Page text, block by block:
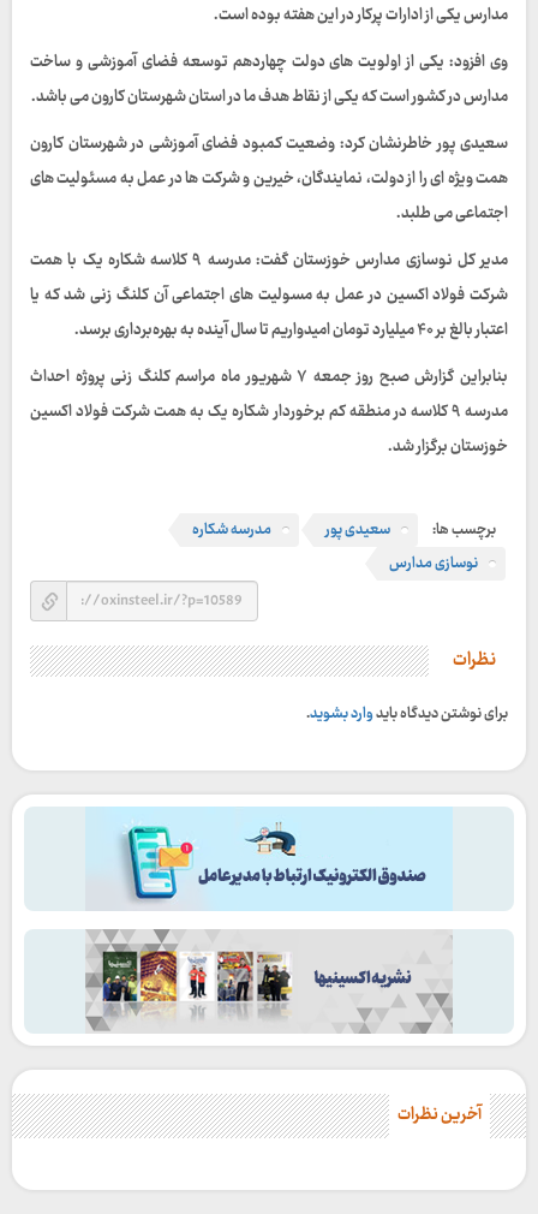
مدارس یکی از ادارات پرکار در این هفته بوده است.
وی افزود: یکی از اولویت های دولت چهاردهم توسعه فضای آموزشی و ساخت
مدارس در کشور است که یکی از نقاط هدف ما در استان شهرستان کارون می باشد.
سعیدی پور خاطرنشان کرد: وضعیت کمبود فضای آموزشی در شهرستان کارون
همت ویژه ای را از دولت، نمایندگان، خیرین و شرکت ها در عمل به مسئولیت های
اجتماعی می طلبد.
مدیر کل نوسازی مدارس خوزستان گفت: مدرسه ۹ کلاسه شکاره یک با همت
شرکت فولاد اکسین در عمل به مسولیت های اجتماعی آن کلنگ زنی شد که یا
اعتبار بالغ بر ۴۰ میلیارد تومان امیدواریم تا سال آینده به بهره‌برداری برسد.
بنابراین گزارش صبح روز جمعه ۷ شهریور ماه مراسم کلنگ زنی پروژه احداث
مدرسه ۹ کلاسه در منطقه کم برخوردار شکاره یک به همت شرکت فولاد اکسین
خوزستان برگزار شد.
برچسب ها: سعیدی پور
مدرسه شکاره
نوسازی مدارس
نظرات
برای نوشتن دیدگاه بایدوارد بشوید.
آخرین نظرات